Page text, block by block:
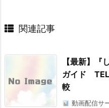
関連記事
【最新】『
ガイド
較
動画配信サ